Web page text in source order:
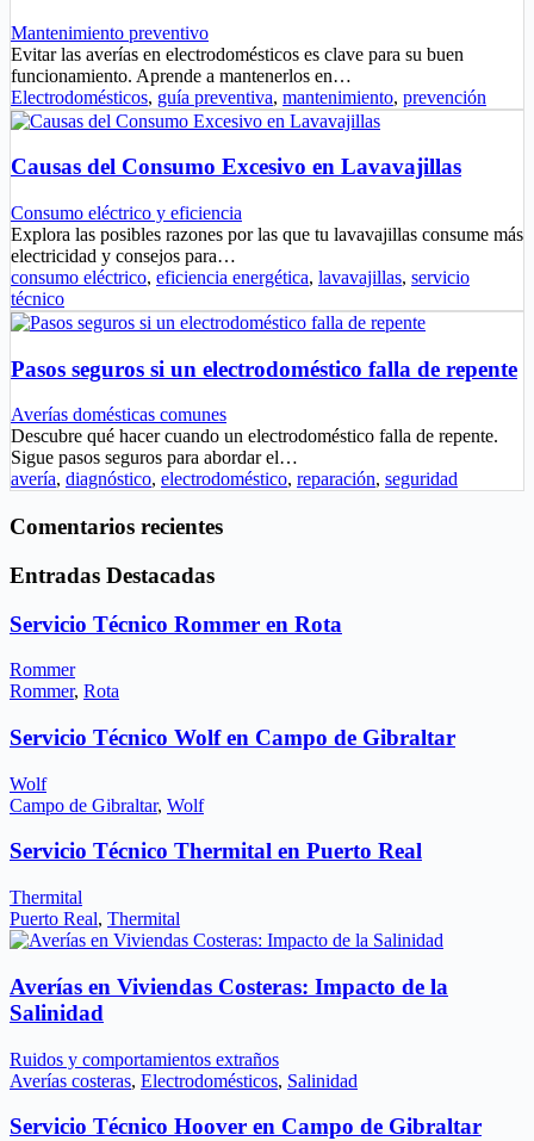
Mantenimiento preventivo
Evitar las averías en electrodomésticos es clave para su buen
funcionamiento. Aprende a mantenerlos en…
Electrodomésticos, guía preventiva, mantenimiento, prevención
Causas del Consumo Excesivo en Lavavajillas
Consumo eléctrico y eficiencia
Explora las posibles razones por las que tu lavavajillas consume más
electricidad y consejos para…
consumo eléctrico, eficiencia energética, lavavajillas, servicio
técnico
Pasos seguros si un electrodoméstico falla de repente
Averías domésticas comunes
Descubre qué hacer cuando un electrodoméstico falla de repente.
Sigue pasos seguros para abordar el…
avería, diagnóstico, electrodoméstico, reparación, seguridad
Comentarios recientes
Entradas Destacadas
Servicio Técnico Rommer en Rota
Rommer
Rommer, Rota
Servicio Técnico Wolf en Campo de Gibraltar
Wolf
Campo de Gibraltar, Wolf
Servicio Técnico Thermital en Puerto Real
Thermital
Puerto Real, Thermital
Averías en Viviendas Costeras: Impacto de la
Salinidad
Ruidos y comportamientos extraños
Averías costeras, Electrodomésticos, Salinidad
Servicio Técnico Hoover en Campo de Gibraltar